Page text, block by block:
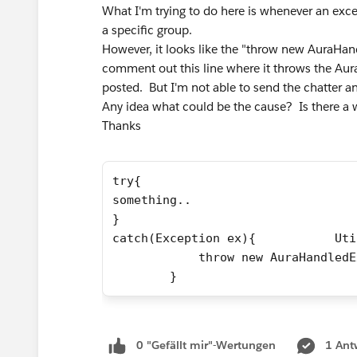
What I'm trying to do here is whenever an
a specific group.
However, it looks like the "throw new
comment out this line where it throws the
posted. But I'm not able to send the chatter
Any idea what could be the cause? Is there a
Thanks
try{
something..
}
catch(Exception ex){
throw new
        }
0 "Gefällt mir"-Wertungen 1